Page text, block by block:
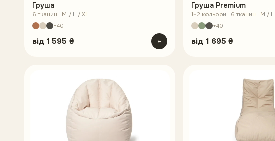
Груша
6 тканин · M / L / XL
+40
від 1 595 ₴ +
Груша Premium
1–2 кольори · 6 тканин · M / L
+40
від 1 695 ₴